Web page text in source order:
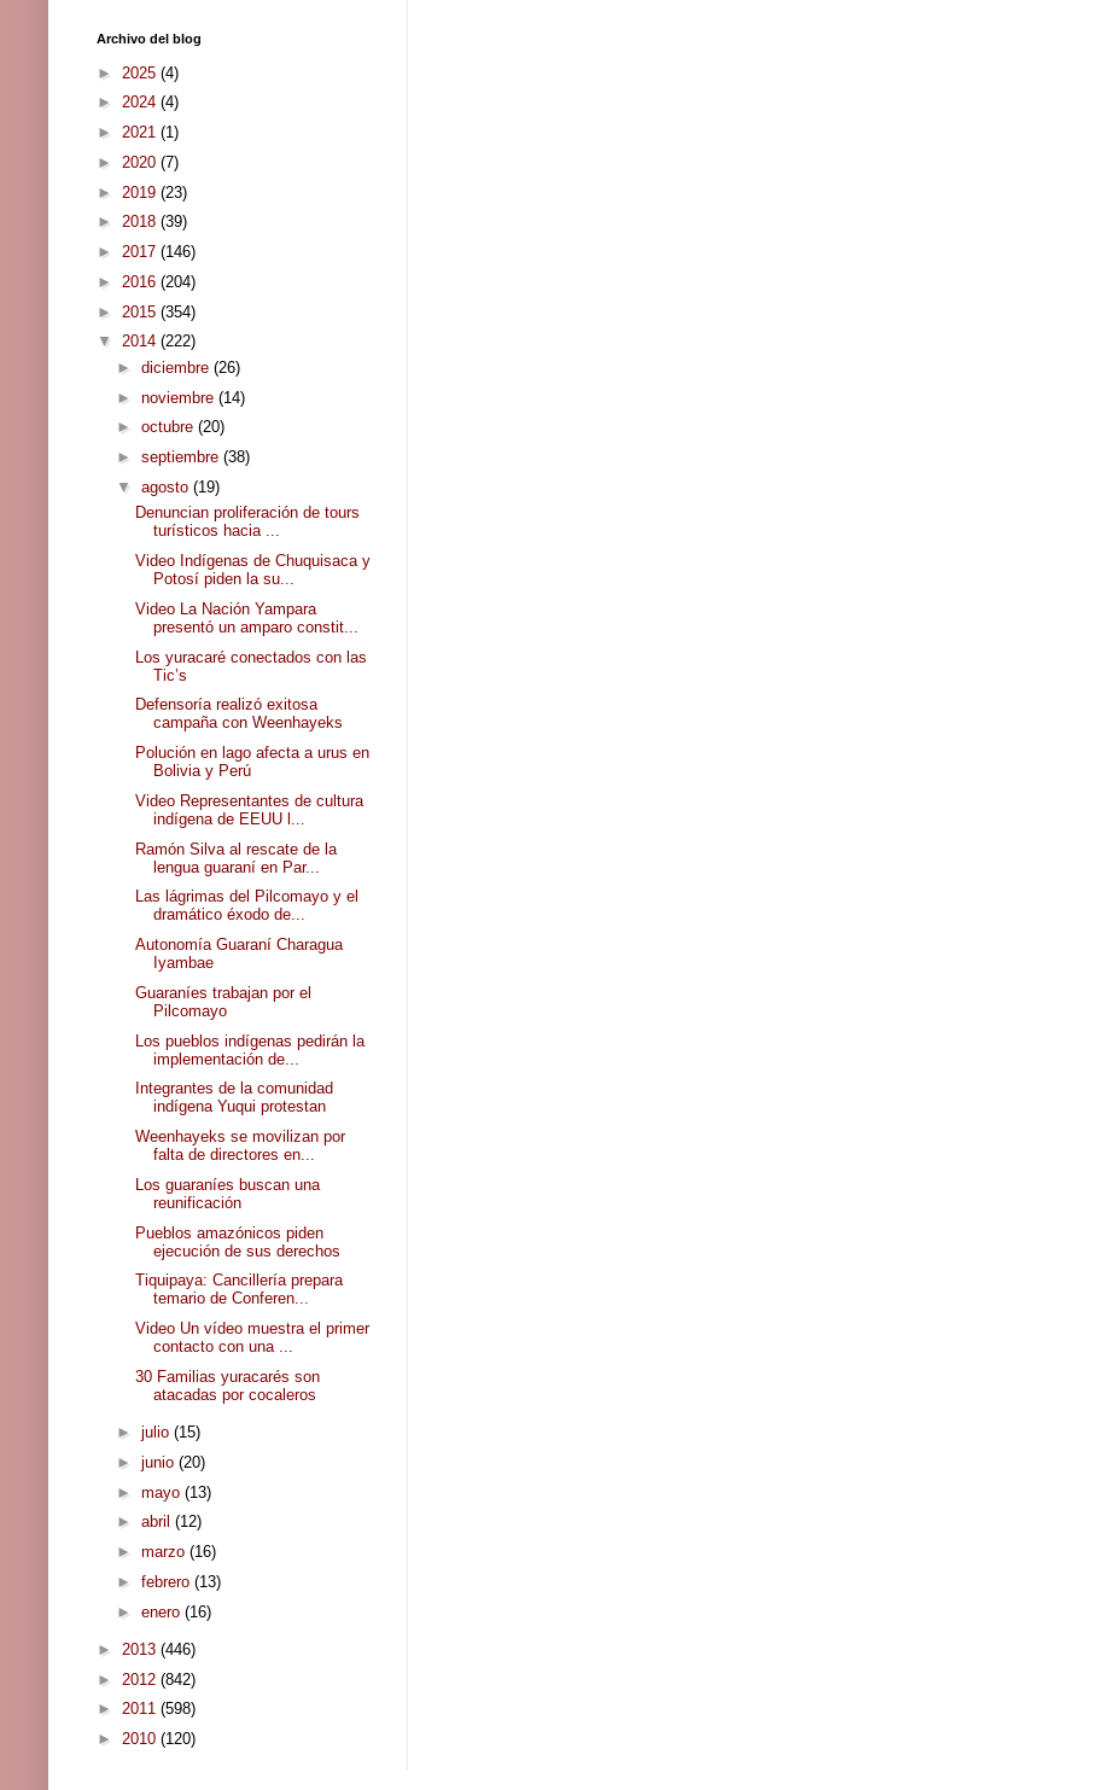
Archivo del blog
► 2025 (4)
► 2024 (4)
► 2021 (1)
► 2020 (7)
► 2019 (23)
► 2018 (39)
► 2017 (146)
► 2016 (204)
► 2015 (354)
▼ 2014 (222)
► diciembre (26)
► noviembre (14)
► octubre (20)
► septiembre (38)
▼ agosto (19)
Denuncian proliferación de tours
turísticos hacia ...
Video Indígenas de Chuquisaca y
Potosí piden la su...
Video La Nación Yampara
presentó un amparo constit...
Los yuracaré conectados con las
Tic’s
Defensoría realizó exitosa
campaña con Weenhayeks
Polución en lago afecta a urus en
Bolivia y Perú
Video Representantes de cultura
indígena de EEUU l...
Ramón Silva al rescate de la
lengua guaraní en Par...
Las lágrimas del Pilcomayo y el
dramático éxodo de...
Autonomía Guaraní Charagua
Iyambae
Guaraníes trabajan por el
Pilcomayo
Los pueblos indígenas pedirán la
implementación de...
Integrantes de la comunidad
indígena Yuqui protestan
Weenhayeks se movilizan por
falta de directores en...
Los guaraníes buscan una
reunificación
Pueblos amazónicos piden
ejecución de sus derechos
Tiquipaya: Cancillería prepara
temario de Conferen...
Video Un vídeo muestra el primer
contacto con una ...
30 Familias yuracarés son
atacadas por cocaleros
► julio (15)
► junio (20)
► mayo (13)
► abril (12)
► marzo (16)
► febrero (13)
► enero (16)
► 2013 (446)
► 2012 (842)
► 2011 (598)
► 2010 (120)